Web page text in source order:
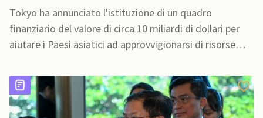
approvvigionamento petrolifero
Tokyo ha annunciato l'istituzione di un quadro
finanziario del valore di circa 10 miliardi di dollari per
aiutare i Paesi asiatici ad approvvigionarsi di risorse